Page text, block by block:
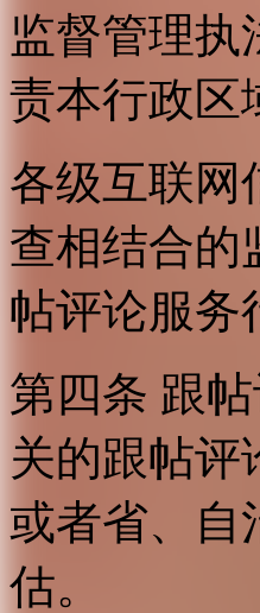
监督管理执
责本行政区
各级互联网
查相结合的
帖评论服务
第四条 跟
关的跟帖评
或者省、自
估。